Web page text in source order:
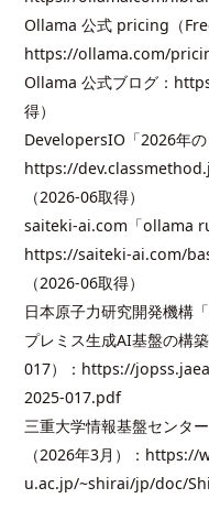
Ollama 公式 pricing（
https://ollama.com/
Ollama 公式ブログ：
得）
DevelopersIO「2026年の
https://
（2026-06取得）
saiteki-ai.com「ollama
https://saiteki-ai.com/
（2026-06取得）
日本原子力研究開発機構
プレミス生成AI基盤の構
017）： https://
2025-017.pdf
三重大学情報基盤センタ
（2026年3月）： https://
u.ac.jp/~shirai/jp/doc/